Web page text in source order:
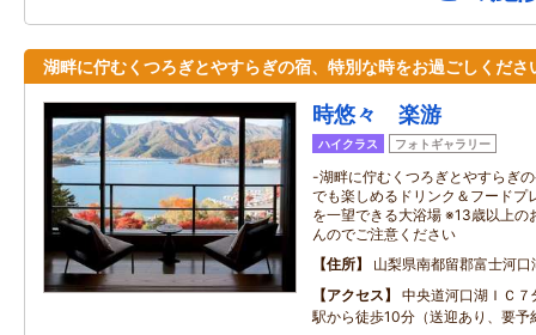
湖畔に佇むくつろぎとやすらぎの宿、特別な時をお過ごしくださ
時悠々 楽游
ハイクラス フォトギャラリー
-湖畔に佇むくつろぎとやすらぎ
でも楽しめるドリンク＆フードプ
を一望できる大浴場 ※13歳以上の
んのでご注意ください
住所
山梨県南都留郡富士河
アクセス
中央道河口湖ＩＣ
駅から徒歩10分（送迎あり、要予